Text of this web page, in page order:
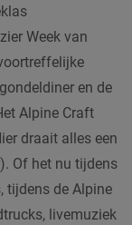
Week van
en de
Alpine Craft
draait alles een
Of het nu tijdens
tijdens de Alpine
livemuziek